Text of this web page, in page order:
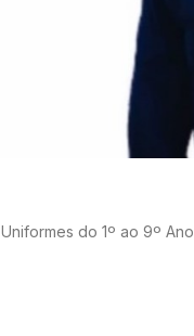
Uniformes do 1º ao 9º Ano